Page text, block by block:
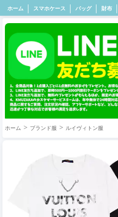
ホーム スマホケース バッグ 財布
ホーム ブランド服 ルイヴィトン服